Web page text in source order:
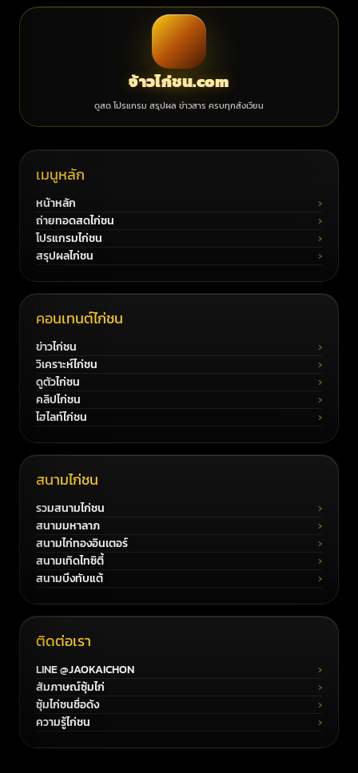
จ้าวไก่ชน.com
ดูสด โปรแกรม สรุปผล ข่าวสาร ครบทุกสังเวียน
เมนูหลัก
หน้าหลัก
ถ่ายทอดสดไก่ชน
โปรแกรมไก่ชน
สรุปผลไก่ชน
คอนเทนต์ไก่ชน
ข่าวไก่ชน
วิเคราะห์ไก่ชน
ดูตัวไก่ชน
คลิปไก่ชน
ไฮไลท์ไก่ชน
สนามไก่ชน
รวมสนามไก่ชน
สนามมหาลาภ
สนามไก่ทองอินเตอร์
สนามเทิดไทซิตี้
สนามบึงทับแต้
ติดต่อเรา
LINE @JAOKAICHON
สัมภาษณ์ซุ้มไก่
ซุ้มไก่ชนชื่อดัง
ความรู้ไก่ชน